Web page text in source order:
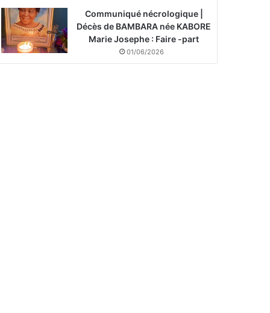
Communiqué nécrologique |
Décès de BAMBARA née KABORE
Marie Josephe : Faire -part
01/06/2026